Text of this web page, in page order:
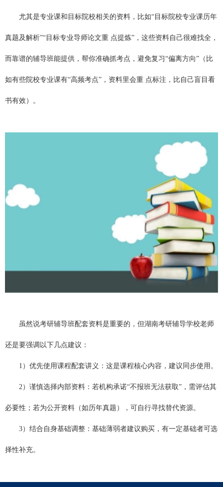
尤其是专业课和目标院校相关的资料，比如“目标院校专业课历年
真题及解析”“目标专业导师论文重 点提炼”，这些资料自己很难找全，
而靠谱的辅导班能提供，帮你准确抓考点，避免复习“偏离方向”（比
如有些院校专业课有“高频考点”，资料里会重 点标注，比自己盲目看
书有效）。
虽然说考研辅导班配套资料是重要的，但湖南考研辅导学校老师
还是要强调以下几点建议：
1）优先使用课程配套讲义：这是课程核心内容，建议同步使用。
2）谨慎选择内部资料：若机构承诺“不报班无法获取”，需评估其
必要性；若为公开资料（如历年真题），可自行寻找替代资源。
3）结合自身基础调整：基础薄弱者建议购买，有一定基础者可选
择性补充。